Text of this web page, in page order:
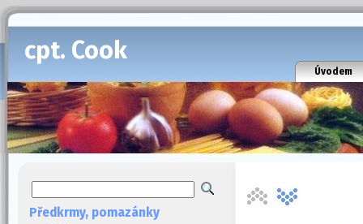
cpt. Cook
Úvodem
Předkrmy, pomazánky